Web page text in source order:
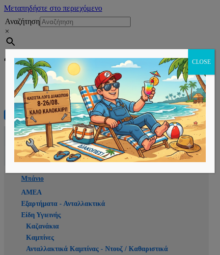
Μεταπηδήστε στο περιεχόμενο
Αναζήτηση
×
Εγγραφή
Αρχική
E-shop
Μπάνιο
ΑΜΕΑ
Εξαρτήματα - Ανταλλακτικά
Είδη Υγιεινής
Καζανάκια
Καμπίνες
Ανταλλακτικά Καμπίνας - Ντουζ / Καθαριστικά
CLOSE